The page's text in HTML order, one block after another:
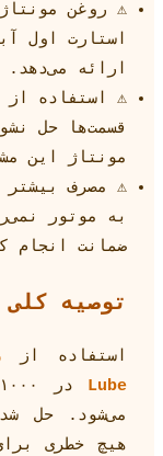
⚠️ روغن
استارت اول
ارائه می‌دهد.
⚠️ استفاده از
قسمت‌ها حل
مونتاژ این
⚠️ مصرف بیشتر
به موتور
ضمانت انجام
توصیه کلی
استفاده از
Lube
می‌شود. حل
هیچ خطری